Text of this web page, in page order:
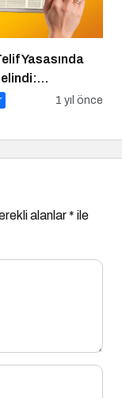
Yasasında
Haziran1 yıl önce
alanlar* ile